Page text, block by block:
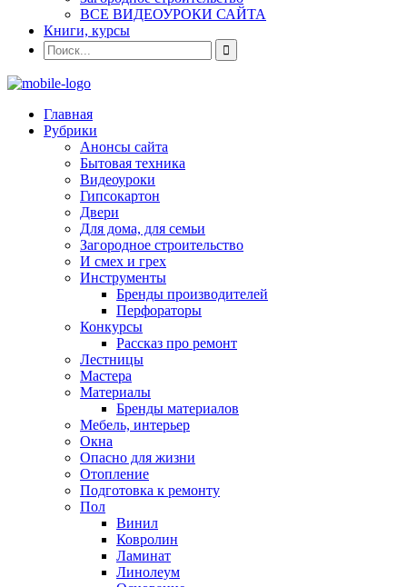
ВСЕ ВИДЕОУРОКИ САЙТА
Книги, курсы
Главная
Рубрики
Анонсы сайта
Бытовая техника
Видеоуроки
Гипсокартон
Двери
Для дома, для семьи
Загородное строительство
И смех и грех
Инструменты
Бренды производителей
Перфораторы
Конкурсы
Рассказ про ремонт
Лестницы
Мастера
Материалы
Бренды материалов
Мебель, интерьер
Окна
Опасно для жизни
Отопление
Подготовка к ремонту
Пол
Винил
Ковролин
Ламинат
Линолеум